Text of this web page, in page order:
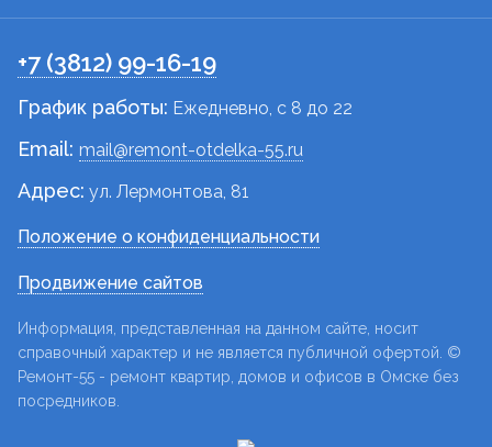
+7 (3812) 99-16-19
График работы: Ежедневно, c 8 до 22
Email: mail@remont-otdelka-55.ru
Адрес: ул. Лермонтова, 81
Положение о конфиденциальности
Продвижение сайтов
Информация, представленная на данном сайте, носит
справочный характер и не является публичной офертой. ©
Ремонт-55 - ремонт квартир, домов и офисов в Омске без
посредников.